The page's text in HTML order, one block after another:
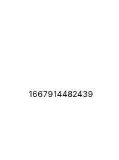
1667914482439